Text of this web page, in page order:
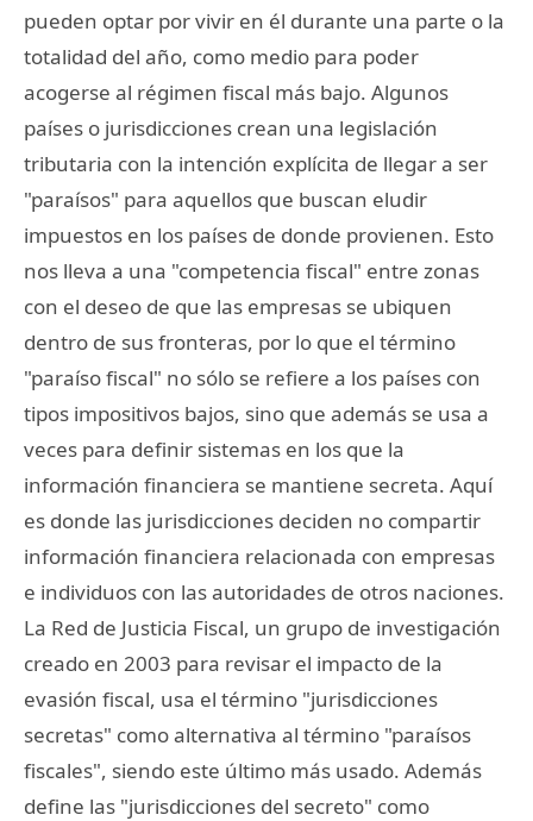
pueden optar por vivir en él durante una parte o la
totalidad del año, como medio para poder
acogerse al régimen fiscal más bajo. Algunos
países o jurisdicciones crean una legislación
tributaria con la intención explícita de llegar a ser
"paraísos" para aquellos que buscan eludir
impuestos en los países de donde provienen. Esto
nos lleva a una "competencia fiscal" entre zonas
con el deseo de que las empresas se ubiquen
dentro de sus fronteras, por lo que el término
"paraíso fiscal" no sólo se refiere a los países con
tipos impositivos bajos, sino que además se usa a
veces para definir sistemas en los que la
información financiera se mantiene secreta. Aquí
es donde las jurisdicciones deciden no compartir
información financiera relacionada con empresas
e individuos con las autoridades de otros naciones.
La Red de Justicia Fiscal, un grupo de investigación
creado en 2003 para revisar el impacto de la
evasión fiscal, usa el término "jurisdicciones
secretas" como alternativa al término "paraísos
fiscales", siendo este último más usado. Además
define las "jurisdicciones del secreto" como